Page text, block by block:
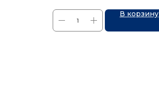
В корзину